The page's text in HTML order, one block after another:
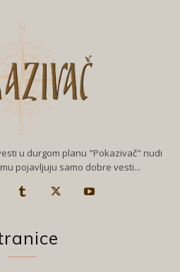
u durgom planu "Pokazivač" nudi
pojavljuju samo dobre vesti...